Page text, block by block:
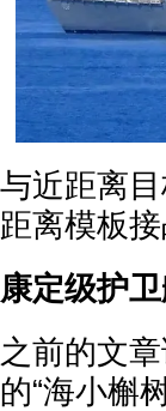
与近距离
距离模板
康定级护
之前的文
的“海小槲